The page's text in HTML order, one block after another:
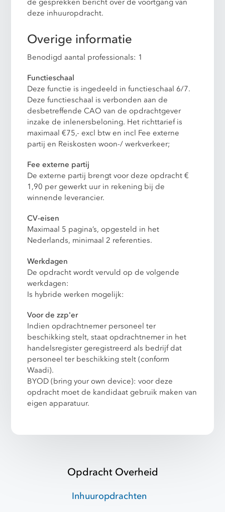
deze inhuuropdracht.
Overige informatie
Benodigd aantal professionals: 1
Functieschaal
Deze functie is ingedeeld in functieschaal 6/7.
Deze functieschaal is verbonden aan de
desbetreffende CAO van de opdrachtgever
inzake de inlenersbeloning. Het richttarief is
maximaal €75,- excl btw en incl Fee externe
partij en Reiskosten woon-/ werkverkeer;
Fee externe partij
De externe partij brengt voor deze opdracht €
1,90 per gewerkt uur in rekening bij de
winnende leverancier.
CV-eisen
Maximaal 5 pagina’s, opgesteld in het
Nederlands, minimaal 2 referenties.
Werkdagen
De opdracht wordt vervuld op de volgende
werkdagen:
Is hybride werken mogelijk:
Voor de zzp'er
Indien opdrachtnemer personeel ter
beschikking stelt, staat opdrachtnemer in het
handelsregister geregistreerd als bedrijf dat
personeel ter beschikking stelt (conform
Waadi).
BYOD (bring your own device): voor deze
opdracht moet de kandidaat gebruik maken van
eigen apparatuur.
Opdracht Overheid
Inhuuropdrachten